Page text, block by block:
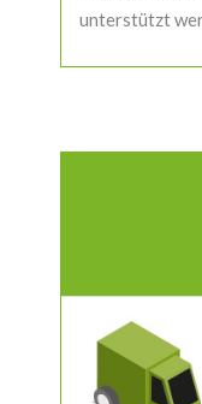
unterstützt